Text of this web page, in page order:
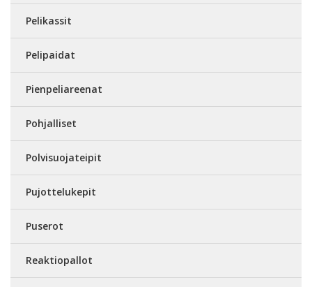
Pelikassit
Pelipaidat
Pienpeliareenat
Pohjalliset
Polvisuojateipit
Pujottelukepit
Puserot
Reaktiopallot